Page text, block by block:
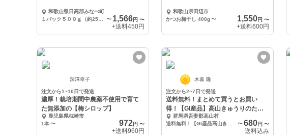
和歌山県日高郡みなべ町
〜 1,566円 〜
+送料450円
和歌山県田辺市
かつお梅干し 400g 〜 1,550円 〜
+送料600円
深澤幸子
注文から1~10日で発送
濃厚！栽培期間中農薬不使用で育て
た無添加の【梅シロップ】
鹿児島県枕崎市
1本〜 972円 〜
+送料960円
木暮 隆
注文から2~7日で発送
送料無料！まとめて買うとお買い
得！【GI産品】高山きゅうりのたま
り漬け
群馬県吾妻郡高山村
〜 680円 〜
送料込み